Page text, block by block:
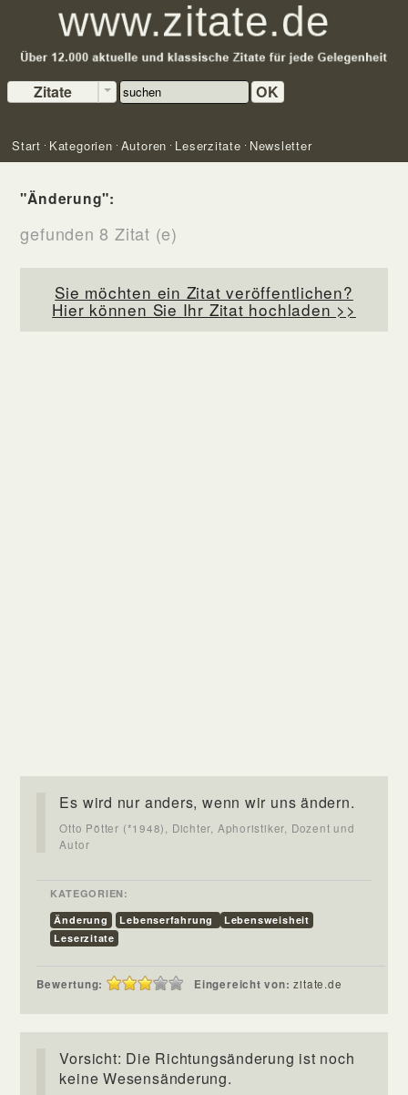
Zitate OK
Start Kategorien Autoren Leserzitate Newsletter
"Änderung":
gefunden 8 Zitat (e)
Sie möchten ein Zitat veröffentlichen?
Hier können Sie Ihr Zitat hochladen >>
Es wird nur anders, wenn wir uns ändern.
Otto Pötter (*1948), Dichter, Aphoristiker, Dozent und
Autor
KATEGORIEN:
Änderung
Lebenserfahrung
Lebensweisheit
Leserzitate
Bewertung: Eingereicht von:zitate.de
Vorsicht: Die Richtungsänderung ist noch
keine Wesensänderung.